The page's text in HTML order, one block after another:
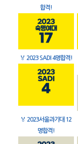
합격!
🏅 2023 SADI 4명합격!
🏅 2023서울과기대 12
명합격!